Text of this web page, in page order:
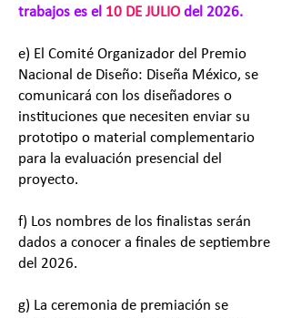
trabajos es el 10 DE JULIO del 2026.
e) El Comité Organizador del Premio
Nacional de Diseño: Diseña México, se
comunicará con los diseñadores o
instituciones que necesiten enviar su
prototipo o material complementario
para la evaluación presencial del
proyecto.
f) Los nombres de los finalistas serán
dados a conocer a finales de septiembre
del 2026.
g) La ceremonia de premiación se